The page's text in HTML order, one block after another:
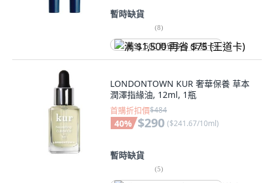
暫時缺貨
(8)
满 $1,500 再省 $75 (王道卡)
LONDONTOWN KUR 奢華保養 草本
潤澤指緣油, 12ml, 1瓶
首購折扣價$484
40% $290 ($241.67/10ml)
暫時缺貨
(5)